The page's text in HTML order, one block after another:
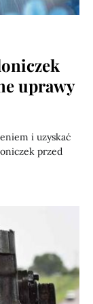
uprawy
i uzyskać
przed